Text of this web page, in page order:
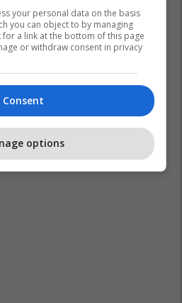
your personal data on the basis
you can object to by managing
a link at the bottom of this page
or withdraw consent in privacy
Consent
options